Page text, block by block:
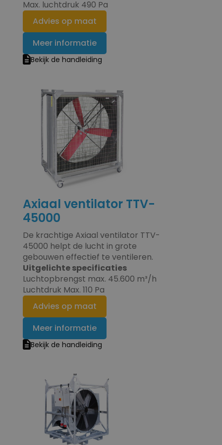
Max. luchtdruk 490 Pa
Advies op maat
Meer informatie
Bekijk de handleiding
Axiaal ventilator TTV-
45000
De krachtige Axiaal ventilator TTV-
45000 helpt de lucht in grote
gebouwen effectief te ventileren.
Uitgelichte specificaties
Luchtopbrengst max. 45.600 m³/h
Luchtdruk Max. 110 Pa
Advies op maat
Meer informatie
Bekijk de handleiding